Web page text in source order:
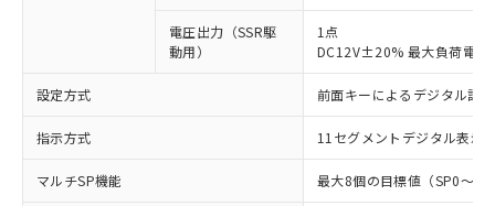
電圧出力（SSR駆
動用）
1点
DC12V±20% 最大負荷電流
設定方式 前面キーによるデジタル設定
指示方式 11セグメントデジタル表示
マルチSP機能 最大8個の目標値（SP0～